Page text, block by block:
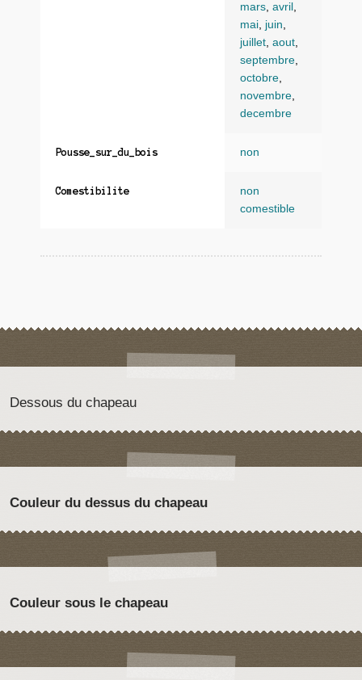
mars, avril ,
mai, juin,
juillet, aout,
septembre,
octobre,
novembre,
decembre
Pousse_sur_du_bois non
Comestibilite
non
comestible
Dessous du chapeau
Couleur du dessus du chapeau
Couleur sous le chapeau